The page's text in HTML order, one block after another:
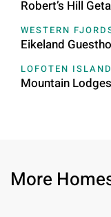
Robert’s Hill
WESTERN
Eikeland
LOFOTEN
Mountain
More